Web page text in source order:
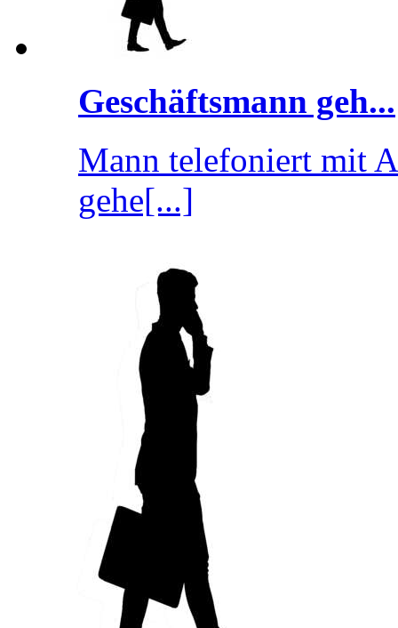
Geschäftsmann geh...
Mann telefoniert mit
gehe[...]